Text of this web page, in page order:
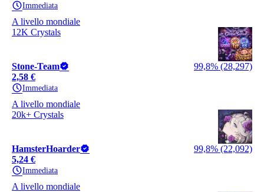
Immediata
A livello mondiale
12K Crystals
Stone-Team
99,8% (28,297)
2,58 €
Immediata
A livello mondiale
20k+ Crystals
HamsterHoarder
99,8% (22,092)
5,24 €
Immediata
A livello mondiale